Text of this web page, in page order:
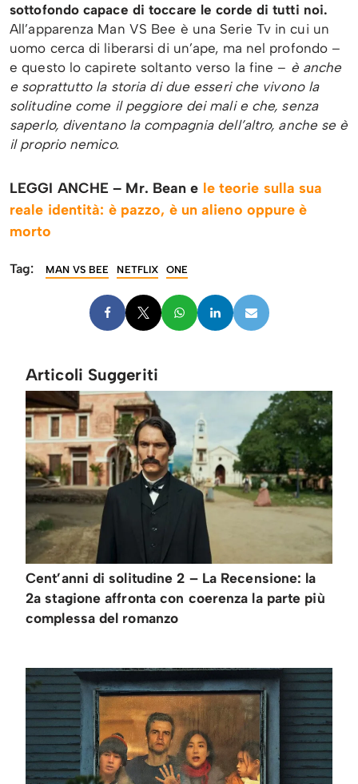
sottofondo capace di toccare le corde di tutti noi.
All’apparenza Man VS Bee è una Serie Tv in cui un
uomo cerca di liberarsi di un’ape, ma nel profondo –
e questo lo capirete soltanto verso la fine – è anche
e soprattutto la storia di due esseri che vivono la
solitudine come il peggiore dei mali e che, senza
saperlo, diventano la compagnia dell’altro, anche se è
il proprio nemico.
LEGGI ANCHE – Mr. Bean e le teorie sulla sua
reale identità: è pazzo, è un alieno oppure è
morto
Tag: MAN VS BEE NETFLIX ONE
Articoli Suggeriti
Cent’anni di solitudine 2 – La Recensione: la
2a stagione affronta con coerenza la parte più
complessa del romanzo